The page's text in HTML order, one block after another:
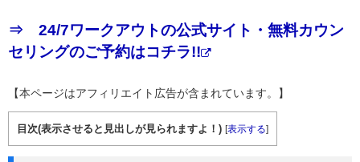
⇒ 24/7ワークアウトの公式サイト・無料カウン
セリングのご予約はコチラ!!
【本ページはアフィリエイト広告が含まれています。】
目次(表示させると見出しが見られますよ！) [表示する]